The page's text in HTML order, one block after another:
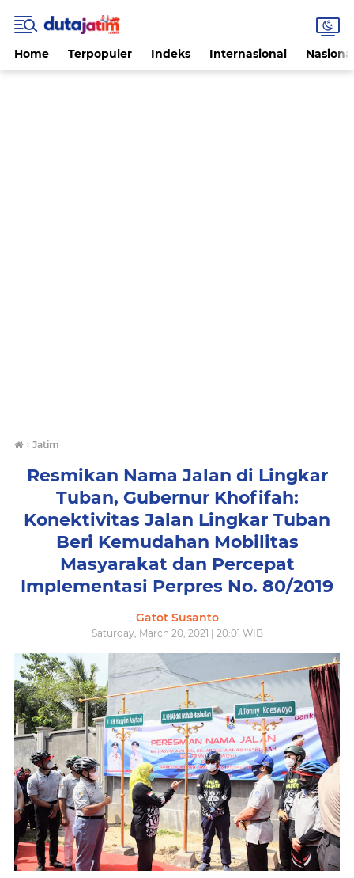
Home Terpopuler Indeks Internasional
› Jatim
Resmikan Nama Jalan di Lingkar
Tuban, Gubernur Khofifah:
Konektivitas Jalan Lingkar Tuban
Beri Kemudahan Mobilitas
Masyarakat dan Percepat
Implementasi Perpres No. 80/2019
Gatot Susanto
Saturday, March 20, 2021 | 20:01 WIB